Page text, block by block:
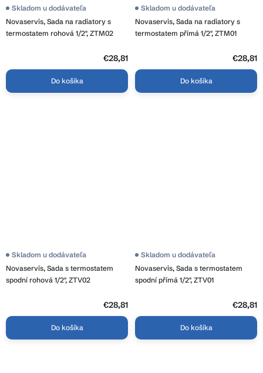
Novaservis, Sada na radiatory s
termostatem rohová 1/2", ZTM02
Skladom u dodávateľa
€28,81
Do košíka
Novaservis, Sada na radiatory s
termostatem přímá 1/2", ZTM01
Skladom u dodávateľa
€28,81
Do košíka
Novaservis, Sada s termostatem
spodní rohová 1/2", ZTV02
Skladom u dodávateľa
€28,81
Do košíka
Novaservis, Sada s termostatem
spodní přímá 1/2", ZTV01
Skladom u dodávateľa
€28,81
Do košíka